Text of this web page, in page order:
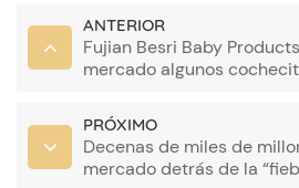
ANTERIOR
Fujian Besri Baby
mercado algunos
PRÓXIMO
Decenas de miles de
mercado detrás de la